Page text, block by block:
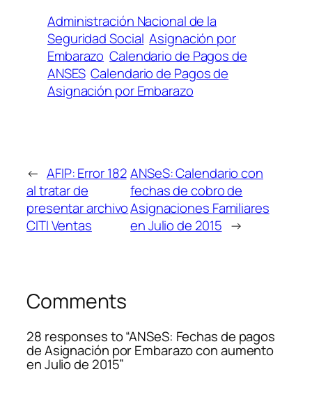
Administración Nacional de la
Seguridad Social Asignación por
Embarazo Calendario de Pagos de
ANSES Calendario de Pagos de
Asignación por Embarazo
← AFIP: Error 182
al tratar de
presentar archivo
CITI Ventas
ANSeS: Calendario con
fechas de cobro de
Asignaciones Familiares
en Julio de 2015 →
Comments
28 responses to “ANSeS: Fechas de pagos
de Asignación por Embarazo con aumento
en Julio de 2015”